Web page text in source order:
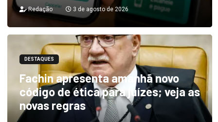
Redação 3 de agosto de 2026
DESTAQUES
Fachin apresenta amanhã novo
código de ética para juízes; veja as
novas regras